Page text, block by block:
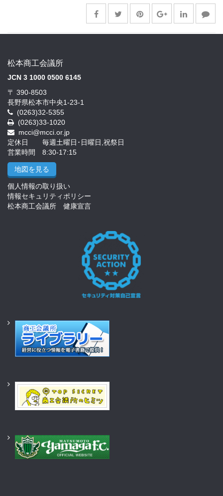
松本商工会議所
JCN 3 1000 0500 6145
〒 390-8503
長野県松本市中央1-23-1
(0263)32-5355
(0263)33-1020
mcci@mcci.or.jp
定休日 毎週土曜日･日曜日,祝祭日
営業時間 8:30-17:15
地図を見る
個人情報の取り扱い
情報セキュリティポリシー
松本商工会議所 健康宣言